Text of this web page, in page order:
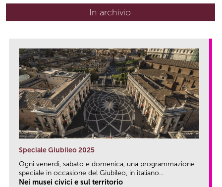
In archivio
Speciale Giubileo 2025
Ogni venerdì, sabato e domenica, una programmazione
speciale in occasione del Giubileo, in italiano...
Nei musei civici e sul territorio